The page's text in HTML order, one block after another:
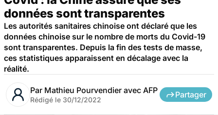
données sont transparentes
Les autorités sanitaires chinoise ont déclaré que les
données chinoise sur le nombre de morts du Covid-19
sont transparentes. Depuis la fin des tests de masse,
ces statistiques apparaissent en décalage avec la
réalité.
Par Mathieu Pourvendier avec AFP
Rédigé le 30/12/2022
Partager